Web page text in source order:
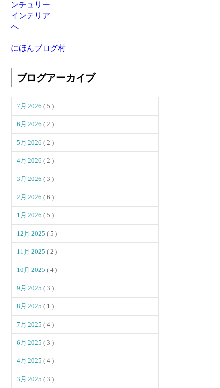
にほんブログ村
ブログアーカイブ
7月 2026( 5 )
6月 2026( 2 )
5月 2026( 2 )
4月 2026( 2 )
3月 2026( 3 )
2月 2026( 6 )
1月 2026( 5 )
12月 2025( 5 )
11月 2025( 2 )
10月 2025( 4 )
9月 2025( 3 )
8月 2025( 1 )
7月 2025( 4 )
6月 2025( 3 )
4月 2025( 4 )
3月 2025( 3 )